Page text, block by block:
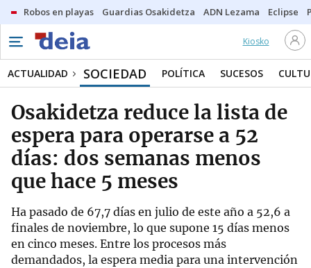
Robos en playas Guardias Osakidetza ADN Lezama Eclipse
Kiosko
ACTUALIDAD SOCIEDAD POLÍTICA SUCESOS
Osakidetza reduce la lista de
espera para operarse a 52
días: dos semanas menos
que hace 5 meses
Ha pasado de 67,7 días en julio de este año a 52,6 a
finales de noviembre, lo que supone 15 días menos
en cinco meses. Entre los procesos más
demandados, la espera media para una intervención